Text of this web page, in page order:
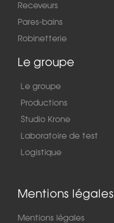
Receveurs
Pares-bains
Robinetterie
Le groupe
Le groupe
Productions
Studio Krone
Laboratoire de test
Logistique
Mentions légales
Mentions légales